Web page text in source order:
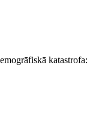
katastrofa: